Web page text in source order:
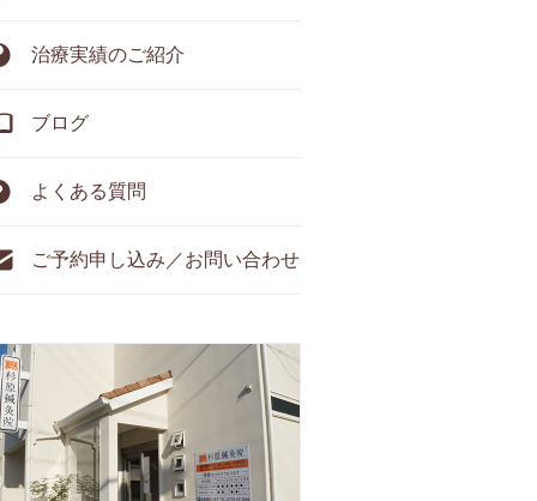
治療実績のご紹介
ブログ
よくある質問
ご予約申し込み／お問い合わせ